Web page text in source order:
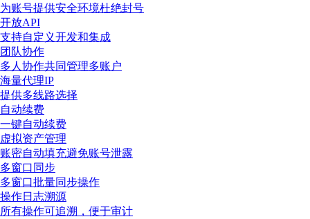
为账号提供安全环境杜绝封号
开放API
支持自定义开发和集成
团队协作
多人协作共同管理多账户
海量代理IP
提供多线路选择
自动续费
一键自动续费
虚拟资产管理
账密自动填充避免账号泄露
多窗口同步
多窗口批量同步操作
操作日志溯源
所有操作可追溯，便于审计